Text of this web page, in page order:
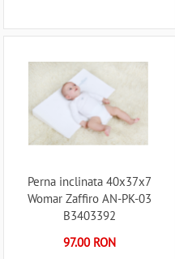
Perna inclinata 40x37x7
Womar Zaffiro AN-PK-03
B3403392
97.00 RON